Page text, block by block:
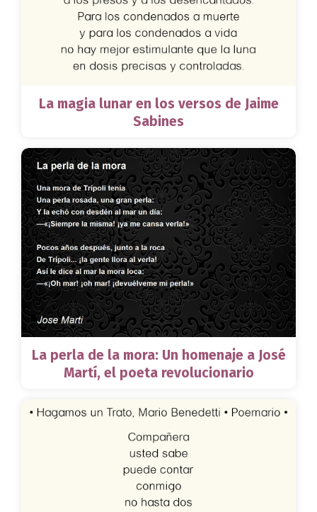
La magia lunar en los versos de Jaime
Sabines
La perla de la mora: Un homenaje a José
Martí, el poeta revolucionario